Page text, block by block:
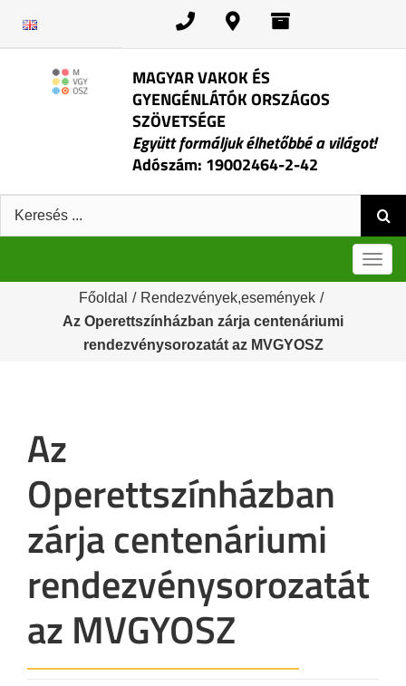
MAGYAR VAKOK ÉS
GYENGÉNLÁTÓK ORSZÁGOS
SZÖVETSÉGE
Együtt formáljuk élhetőbbé a világot!
Adószám: 19002464-2-42
Keresés:
Főoldal / Rendezvények,események /
Az Operettszínházban zárja centenáriumi
rendezvénysorozatát az MVGYOSZ
Az
Operettszínházban
zárja centenáriumi
rendezvénysorozatát
az MVGYOSZ